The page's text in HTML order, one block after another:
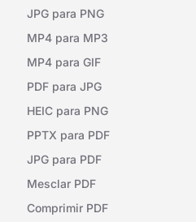
JPG para PNG
MP4 para MP3
MP4 para GIF
PDF para JPG
HEIC para PNG
PPTX para PDF
JPG para PDF
Mesclar PDF
Comprimir PDF